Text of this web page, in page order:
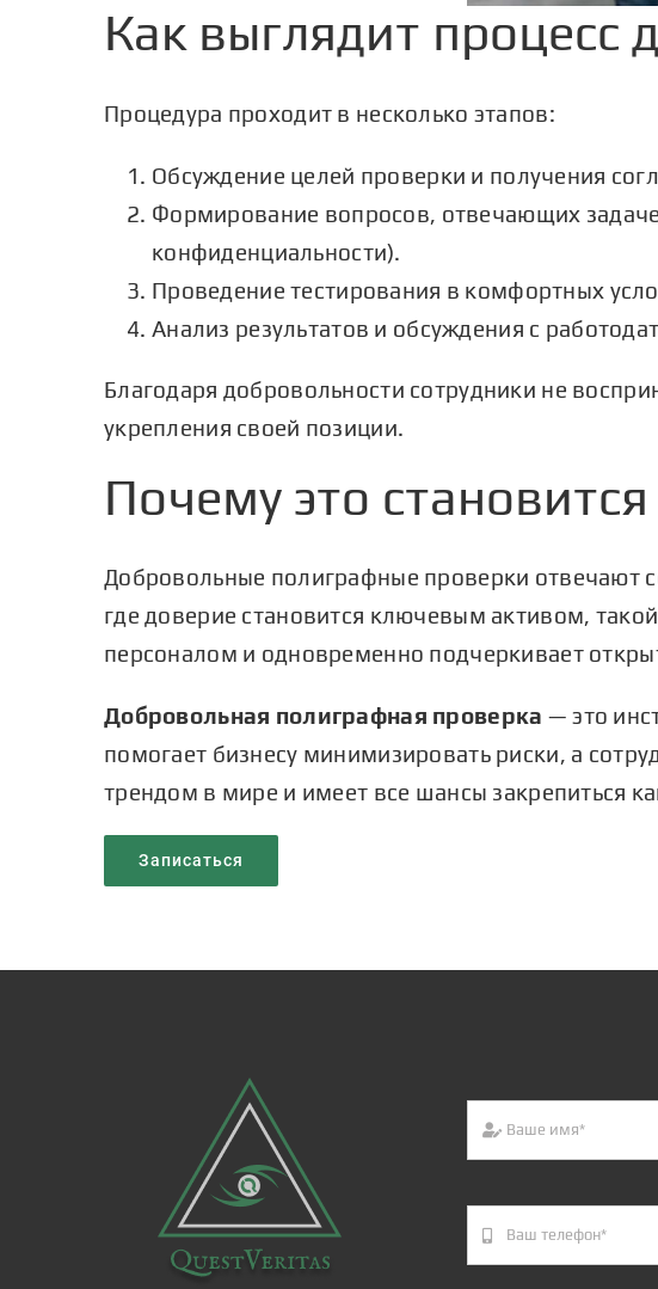
Как выглядит процесс
Процедура проходит в несколько этапов:
Обсуждение целей проверки и получения
Формирование вопросов, отвечающих
конфиденциальности).
Проведение тестирования в комфортных
Анализ результатов и обсуждения с
Благодаря добровольности сотрудники не
укрепления своей позиции.
Почему это
Добровольные полиграфные проверки отвечают
где доверие становится ключевым активом,
персоналом и одновременно подчеркивает
Добровольная полиграфная проверка — это
помогает бизнесу минимизировать риски, а
трендом в мире и имеет все шансы закрепиться
Записаться